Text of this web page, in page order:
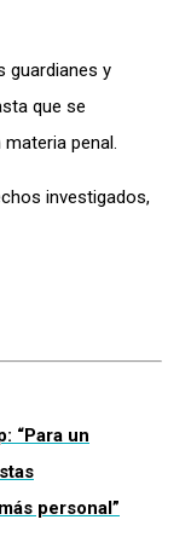
guardianes y
que se
penal.
investigados,
“Para un
personal”